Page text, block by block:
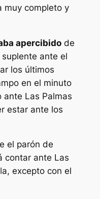
muy completo y
apercibidode
ante el
los últimos
en el minuto
ante Las Palmas
estar ante los
el parón de
contar ante Las
excepto con el